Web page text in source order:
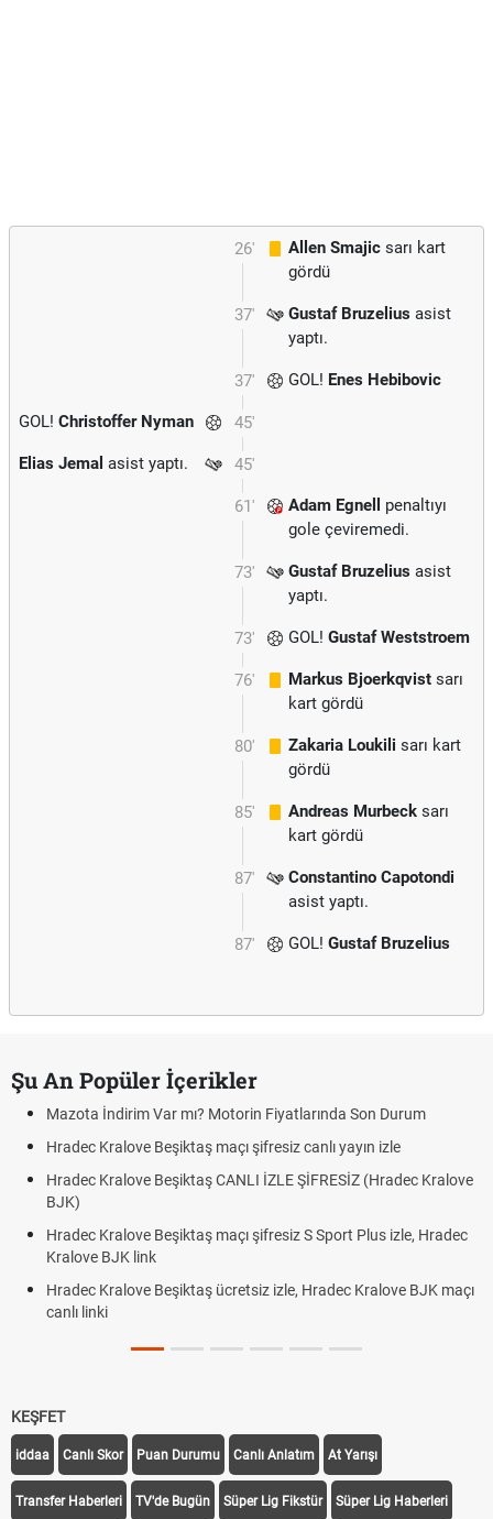
26' Allen Smajic sarı kart
gördü
37' Gustaf Bruzelius asist
yaptı.
37' GOL! Enes Hebibovic
45'
GOL! Christoffer Nyman
45'
Elias Jemal asist yaptı.
61' Adam Egnell
penaltıyı
gole çeviremedi.
73' Gustaf Bruzelius asist
yaptı.
73' GOL! Gustaf Weststroem
76' Markus Bjoerkqvist sarı
kart gördü
80' Zakaria Loukili sarı kart
gördü
85' Andreas Murbeck sarı
kart gördü
87'
Constantino Capotondi
asist yaptı.
87' GOL! Gustaf Bruzelius
Şu An Popüler İçerikler
Mazota İndirim Var mı? Motorin Fiyatlarında Son Durum
Hradec Kralove Beşiktaş maçı şifresiz canlı yayın izle
Hradec Kralove Beşiktaş CANLI İZLE ŞİFRESİZ (Hradec Kralove
BJK)
Hradec Kralove Beşiktaş maçı şifresiz S Sport Plus izle, Hradec
Kralove BJK link
Hradec Kralove Beşiktaş ücretsiz izle, Hradec Kralove BJK maçı
canlı linki
KEŞFET
iddaa Canlı Skor Puan Durumu Canlı Anlatım At Yarışı
Transfer Haberleri TV'de Bugün Süper Lig Fikstür Süper Lig Haberleri